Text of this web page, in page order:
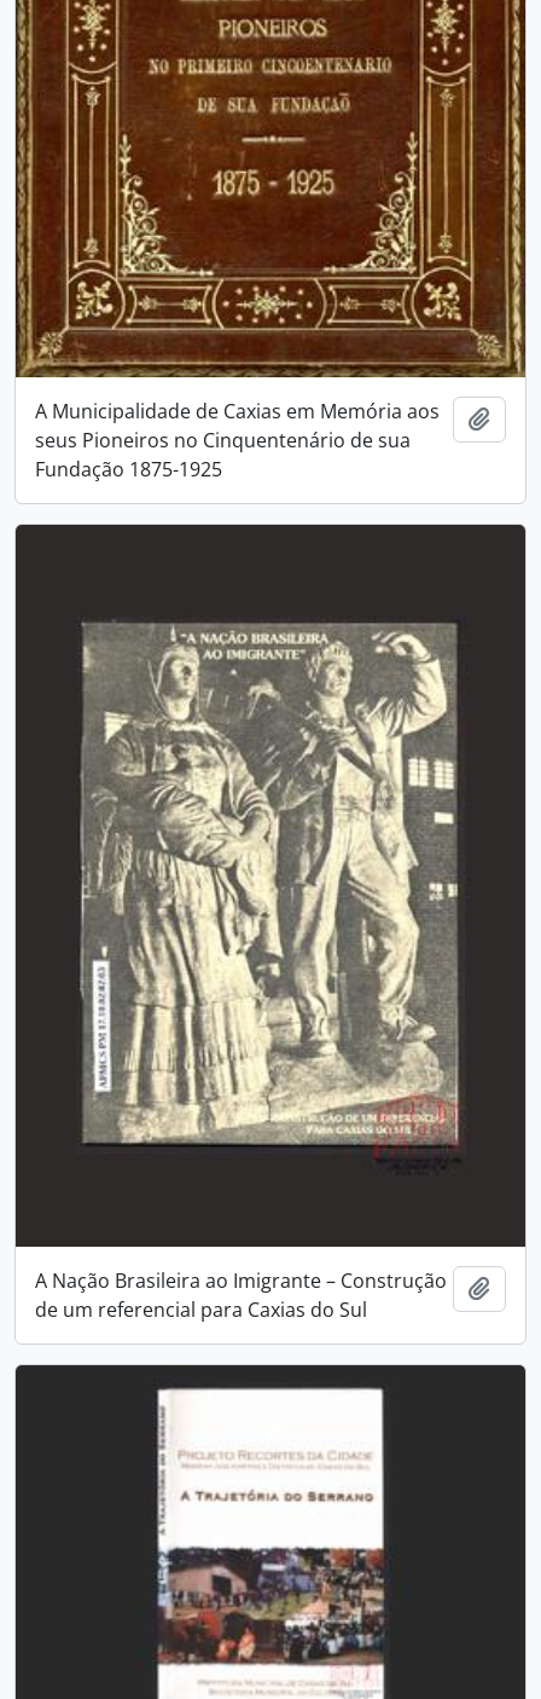
A Municipalidade de Caxias em Memória aos
seus Pioneiros no Cinquentenário de sua
Fundação 1875-1925
A Nação Brasileira ao Imigrante – Construção
de um referencial para Caxias do Sul